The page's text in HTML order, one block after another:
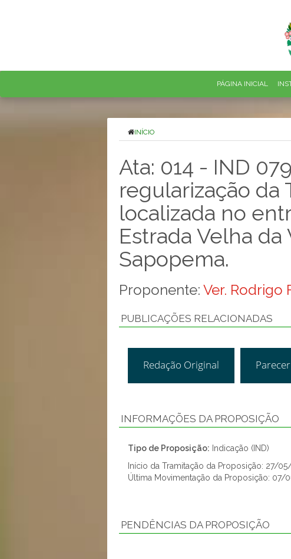
PÁGINA INICIAL
INÍCIO
Ata: 014 - IND
regularização da
localizada no
Estrada Velha da
Sapopema.
Proponente: Ver. Rodrigo
PUBLICAÇÕES RELACIONADAS
Redação Original
INFORMAÇÕES DA PROPOSIÇÃO
Tipo de Proposição: Indicação (IND)
Início da Tramitação da Proposição: 27/
Última Movimentação da Proposição: 07/
PENDÊNCIAS DA PROPOSIÇÃO